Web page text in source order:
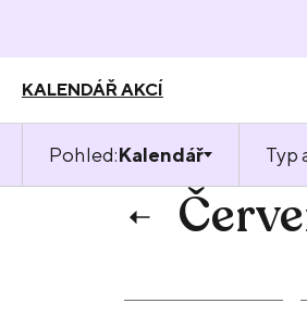
KALENDÁŘ AKCÍ
Pohled:Kalendář Typ